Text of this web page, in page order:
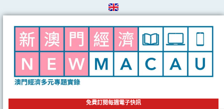
to
content
免費訂閱每週電子快訊